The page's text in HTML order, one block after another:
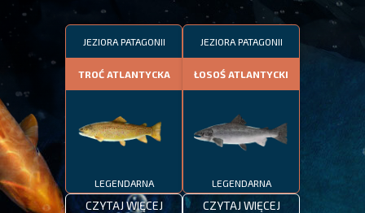
JEZIORA PATAGONII
TROĆ ATLANTYCKA
LEGENDARNA
CZYTAJ WIĘCEJ
JEZIORA PATAGONII
ŁOSOŚ ATLANTYCKI
LEGENDARNA
CZYTAJ WIĘCEJ